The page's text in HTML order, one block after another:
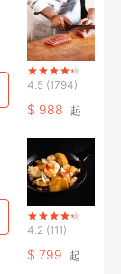
4.5 (1794)
$ 988 起
4.2 (111)
$ 799 起